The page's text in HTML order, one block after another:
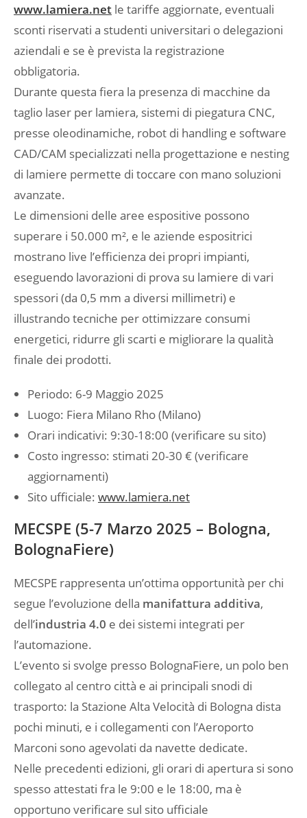
www.lamiera.net le tariffe aggiornate, eventuali
sconti riservati a studenti universitari o delegazioni
aziendali e se è prevista la registrazione
obbligatoria.
Durante questa fiera la presenza di macchine da
taglio laser per lamiera, sistemi di piegatura CNC,
presse oleodinamiche, robot di handling e software
CAD/CAM specializzati nella progettazione e nesting
di lamiere permette di toccare con mano soluzioni
avanzate.
Le dimensioni delle aree espositive possono
superare i 50.000 m², e le aziende espositrici
mostrano live l’efficienza dei propri impianti,
eseguendo lavorazioni di prova su lamiere di vari
spessori (da 0,5 mm a diversi millimetri) e
illustrando tecniche per ottimizzare consumi
energetici, ridurre gli scarti e migliorare la qualità
finale dei prodotti.
Periodo: 6-9 Maggio 2025
Luogo: Fiera Milano Rho (Milano)
Orari indicativi: 9:30-18:00 (verificare su sito)
Costo ingresso: stimati 20-30 € (verificare
aggiornamenti)
Sito ufficiale: www.lamiera.net
MECSPE (5-7 Marzo 2025 – Bologna,
BolognaFiere)
MECSPE rappresenta un’ottima opportunità per chi
segue l’evoluzione della manifattura additiva,
dell’industria 4.0 e dei sistemi integrati per
l’automazione.
L’evento si svolge presso BolognaFiere, un polo ben
collegato al centro città e ai principali snodi di
trasporto: la Stazione Alta Velocità di Bologna dista
pochi minuti, e i collegamenti con l’Aeroporto
Marconi sono agevolati da navette dedicate.
Nelle precedenti edizioni, gli orari di apertura si sono
spesso attestati fra le 9:00 e le 18:00, ma è
opportuno verificare sul sito ufficiale